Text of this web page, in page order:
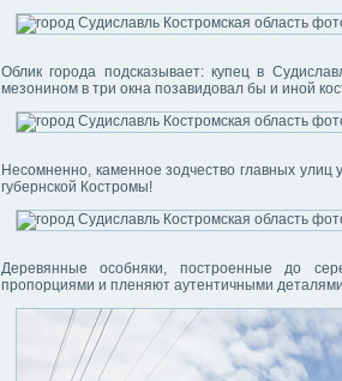
Облик города подсказывает: купец в
мезонином в три окна позавидовал бы и иной
Несомненно, каменное зодчество главных улиц
губернской Костромы!
Деревянные особняки, построенные до
пропорциями и пленяют аутентичными